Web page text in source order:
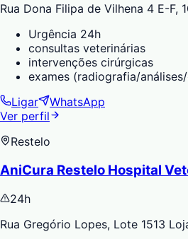
Rua Dona Filipa de Vilhena 4 E-F,
Urgência 24h
consultas veterinárias
intervenções cirúrgicas
exames (radiografia/
Ligar
WhatsApp
Ver perfil
Restelo
AniCura Restelo Hospital
24h
Rua Gregório Lopes, Lote 1513